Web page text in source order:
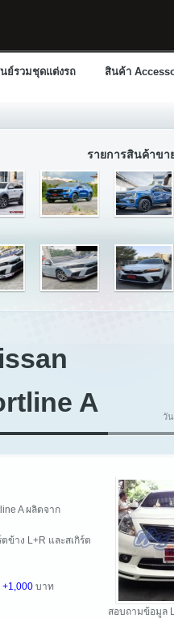
ย์รวมชุดแต่งรถ สินค้า
รายการสินค้าขา
A
วั
สอบถามข้อมูล
A ผลิตจาก
ข้าง L+R และสเกิร์ต
+1,000 บาท